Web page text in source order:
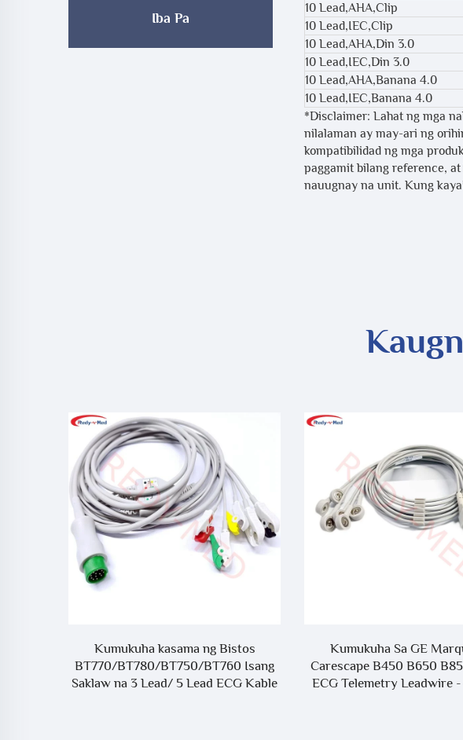
Iba Pa
10 Lead,AHA,Clip
10 Lead,IEC,Clip
10 Lead,AHA,Din 3.0
10 Lead,IEC,Din 3.0
10 Lead,AHA,Banana 4.0
10 Lead,IEC,Banana 4.0
*Disclaimer: Lahat ng mga
nilalaman ay may-ari ng
kompatibilidad ng mga
paggamit bilang reference,
nauugnay na unit. Kung
Kumukuha kasama ng Bistos
BT770/BT780/BT750/BT760 Isang
Saklaw na 3 Lead/ 5 Lead ECG Kable
Kumukuha Sa GE
Carescape B450 B650
ECG Telemetry Leadwire -